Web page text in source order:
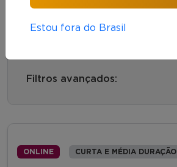
Filtros avançados:
ONLINE CURTA E MÉDIA DURAÇÃO
Estou fora do Brasil